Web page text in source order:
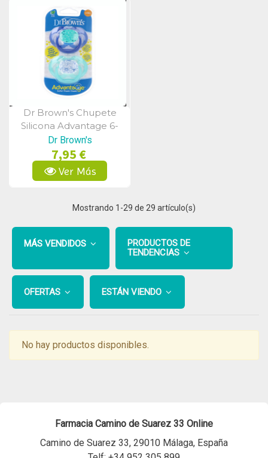
Vista Rápida
Dr Brown's Chupete
Silicona Advantage 6-
18m 2Uds
Dr Brown's
7,95 €
Ver Más
Mostrando 1 -29 de 29 artículo(s)
MÁS VENDIDOS
PRODUCTOS DE
TENDENCIAS
OFERTAS ESTÁN VIENDO
No hay productos disponibles.
Farmacia Camino de Suarez 33 Online
Camino de Suarez 33, 29010 Málaga, España